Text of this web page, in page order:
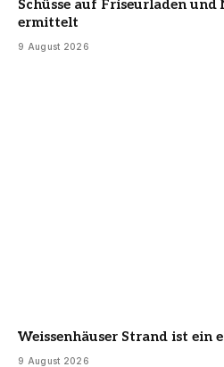
Schüsse auf Friseurladen und
ermittelt
9 August 2026
Weissenhäuser Strand ist ein
9 August 2026